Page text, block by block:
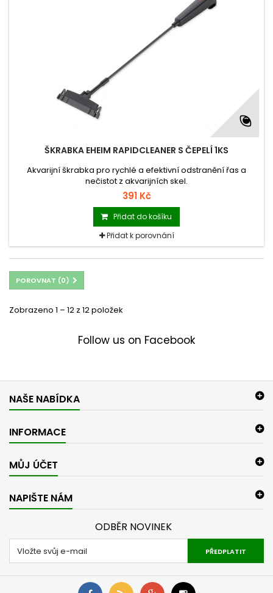
ŠKRABKA EHEIM RAPIDCLEANER S ČEPELÍ 1KS
Akvarijní škrabka pro rychlé a efektivní odstranění řas a
nečistot z akvarijních skel.
391 Kč
Přidat do košíku
Přidat k porovnání
POROVNAT (0)
Zobrazeno 1 – 12 z 12 položek
Follow us on Facebook
NAŠE NABÍDKA
INFORMACE
MŮJ ÚČET
NAPIŠTE NÁM
ODBĚR NOVINEK
PŘEDPLATIT